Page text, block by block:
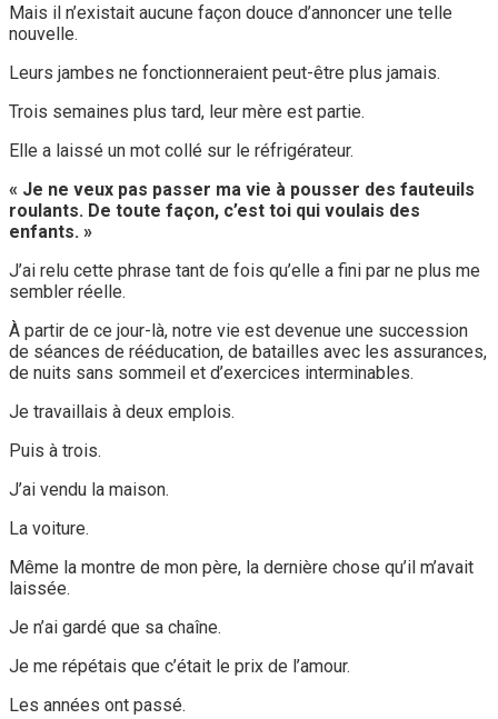
Mais il n’existait aucune façon douce d’annoncer une telle
nouvelle.
Leurs jambes ne fonctionneraient peut-être plus jamais.
Trois semaines plus tard, leur mère est partie.
Elle a laissé un mot collé sur le réfrigérateur.
« Je ne veux pas passer ma vie à pousser des fauteuils
roulants. De toute façon, c’est toi qui voulais des
enfants. »
J’ai relu cette phrase tant de fois qu’elle a fini par ne plus me
sembler réelle.
À partir de ce jour-là, notre vie est devenue une succession
de séances de rééducation, de batailles avec les assurances,
de nuits sans sommeil et d’exercices interminables.
Je travaillais à deux emplois.
Puis à trois.
J’ai vendu la maison.
La voiture.
Même la montre de mon père, la dernière chose qu’il m’avait
laissée.
Je n’ai gardé que sa chaîne.
Je me répétais que c’était le prix de l’amour.
Les années ont passé.